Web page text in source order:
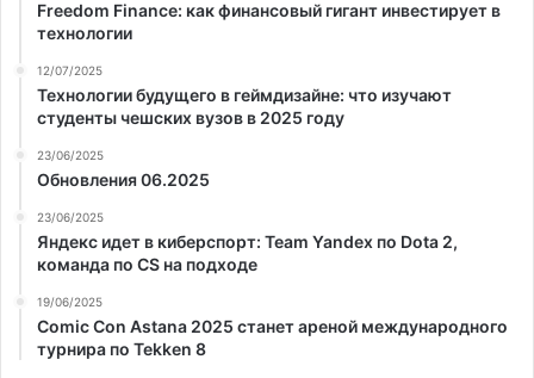
Freedom Finance: как финансовый гигант инвестирует в
технологии
12/07/2025
Технологии будущего в геймдизайне: что изучают
студенты чешских вузов в 2025 году
23/06/2025
Обновления 06.2025
23/06/2025
Яндекс идет в киберспорт: Team Yandex по Dota 2,
команда по CS на подходе
19/06/2025
Comic Con Astana 2025 станет ареной международного
турнира по Tekken 8